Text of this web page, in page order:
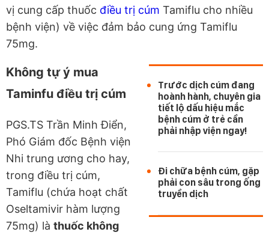
vị cung cấp thuốc điều trị cúm Tamiflu cho nhiều
bệnh viện) về việc đảm bảo cung ứng Tamiflu
75mg.
Trước dịch cúm đang
hoành hành, chuyên gia
tiết lộ dấu hiệu mắc
bệnh cúm ở trẻ cần
phải nhập viện ngay!
Đi chữa bệnh cúm, gặp
phải con sâu trong ống
truyền dịch
Không tự ý mua
Taminfu điều trị cúm
PGS.TS Trần Minh Điển,
Phó Giám đốc Bệnh viện
Nhi trung ương cho hay,
trong điều trị cúm,
Tamiflu (chứa hoạt chất
Oseltamivir hàm lượng
75mg) là thuốc không